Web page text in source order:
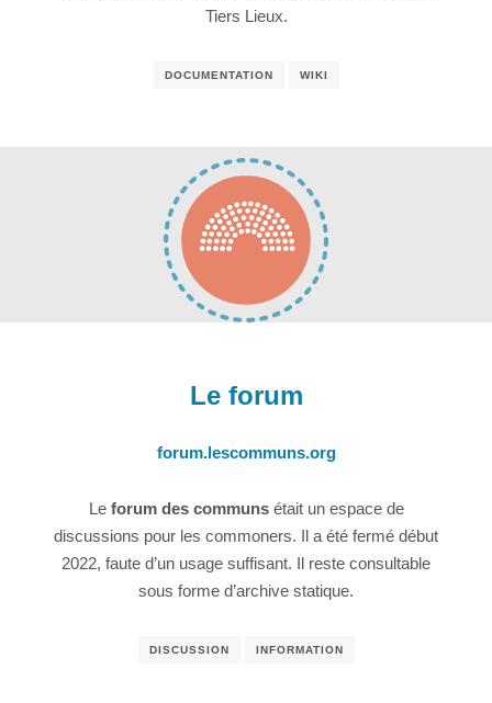
Tiers Lieux.
DOCUMENTATION WIKI
Le forum
forum.lescommuns.org
Le forum des communsétait un espace de
discussions pour les commoners. Il a été fermé début
2022, faute d’un usage suffisant. Il reste consultable
sous forme d’archive statique.
DISCUSSION INFORMATION